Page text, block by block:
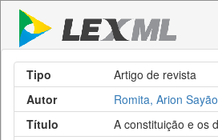
Tipo
Artigo de revista
Autor
Romita, Arion Sayão
Título
A constituição e os